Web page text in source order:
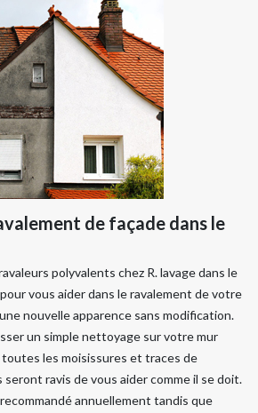
de façade dans le
polyvalents chez R. lavage dans le
vous aider dans le ravalement de votre
nouvelle apparence sans modification.
un simple nettoyage sur votre mur
les moisissures et traces de
ravis de vous aider comme il se doit.
annuellement tandis que